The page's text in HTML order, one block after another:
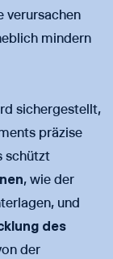
verursachen
mindern
sichergestellt,
präzise
schützt
, wie der
und
des
der